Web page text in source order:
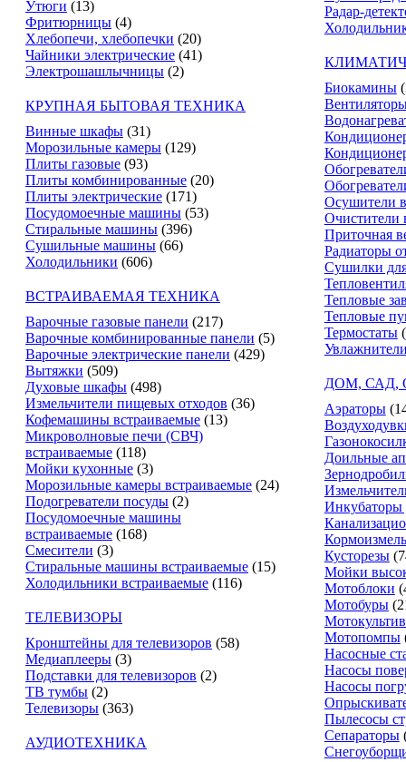
Утюги (13)
Фритюрницы (4)
Хлебопечи, хлебопечки (20)
Чайники электрические (41)
Электрошашлычницы (2)
КРУПНАЯ БЫТОВАЯ ТЕХНИКА
Винные шкафы (31)
Морозильные камеры (129)
Плиты газовые (93)
Плиты комбинированные (20)
Плиты электрические (171)
Посудомоечные машины (53)
Стиральные машины (396)
Сушильные машины (66)
Холодильники (606)
ВСТРАИВАЕМАЯ ТЕХНИКА
Варочные газовые панели (217)
Варочные комбинированные панели (5)
Варочные электрические панели (429)
Вытяжки (509)
Духовые шкафы (498)
Измельчители пищевых отходов (36)
Кофемашины встраиваемые (13)
Микроволновые печи (СВЧ)
встраиваемые (118)
Мойки кухонные (3)
Морозильные камеры встраиваемые (24)
Подогреватели посуды (2)
Посудомоечные машины
встраиваемые (168)
Смесители (3)
Стиральные машины встраиваемые (15)
Холодильники встраиваемые (116)
ТЕЛЕВИЗОРЫ
Кронштейны для телевизоров (58)
Медиаплееры (3)
Подставки для телевизоров (2)
ТВ тумбы (2)
Телевизоры (363)
АУДИОТЕХНИКА
Радар-
Биокамины
Осушители
Очистители
Приточная
Радиаторы
Сушилки
Тепловые
Тепловые
Термостаты
ДОМ, САД,
Аэраторы
Доильные
Инкубаторы
Кусторезы
Мойки
Мотоблоки
Мотобуры
Мотопомпы
Насосные
Насосы
Насосы
Пылесосы
Сепараторы